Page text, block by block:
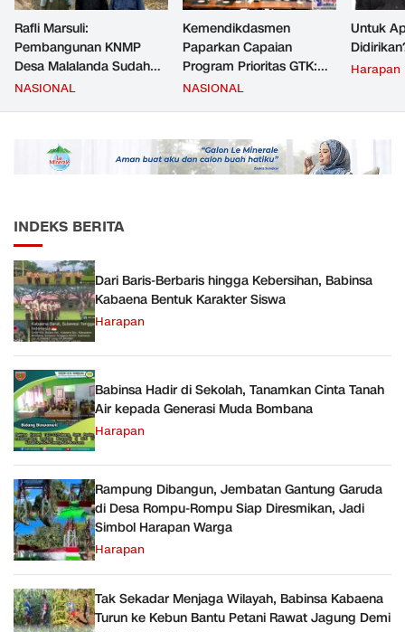
Rafli Marsuli:
Pembangunan KNMP
Desa Malalanda Sudah
Mencapai 69 Persen dan
JMD dan JMF
NASIONAL
Kemendikdasmen
Paparkan Capaian
Program Prioritas GTK:
Kompetensi Meningkat,
NASIONAL
Untuk
Harapan
INDEKS BERITA
Dari Baris-Berbaris hingga Kebersihan, Babinsa
Kabaena Bentuk Karakter Siswa
Harapan
Babinsa Hadir di Sekolah, Tanamkan Cinta Tanah
Air kepada Generasi Muda Bombana
Harapan
Rampung Dibangun, Jembatan Gantung Garuda
di Desa Rompu-Rompu Siap Diresmikan, Jadi
Simbol Harapan Warga
Harapan
Tak Sekadar Menjaga Wilayah, Babinsa Kabaena
Turun ke Kebun Bantu Petani Rawat Jagung Demi